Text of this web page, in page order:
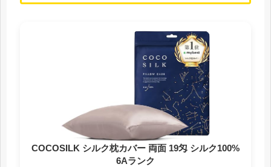
COCOSILK シルク枕カバー 両面 19匁 シルク100%
6Aランク